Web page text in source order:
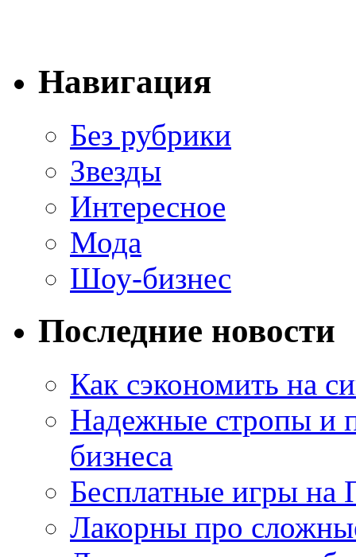
Навигация
Без рубрики
Звезды
Интересное
Мода
Шоу-бизнес
Последние новости
Как сэкономить на
Надежные стропы и
бизнеса
Бесплатные игры на
Лакорны про